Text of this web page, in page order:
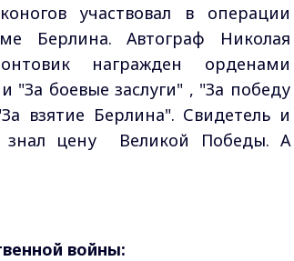
участвовал в операции
Берлина. Автограф Николая
награжден орденами
боевые заслуги" , "За победу
взятие Берлина". Свидетель и
знал цену Великой Победы. А
войны: